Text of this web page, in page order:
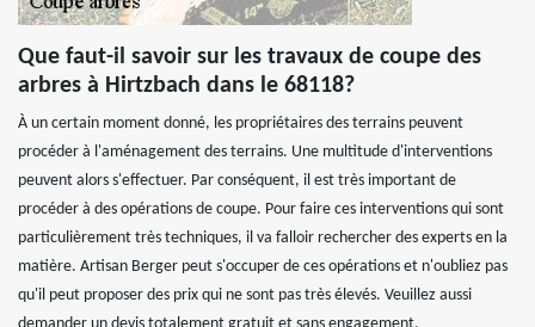
Que faut-il savoir sur les travaux de coupe des
arbres à Hirtzbach dans le 68118?
À un certain moment donné, les propriétaires des terrains peuvent
procéder à l'aménagement des terrains. Une multitude d'interventions
peuvent alors s'effectuer. Par conséquent, il est très important de
procéder à des opérations de coupe. Pour faire ces interventions qui sont
particulièrement très techniques, il va falloir rechercher des experts en la
matière. Artisan Berger peut s'occuper de ces opérations et n'oubliez pas
qu'il peut proposer des prix qui ne sont pas très élevés. Veuillez aussi